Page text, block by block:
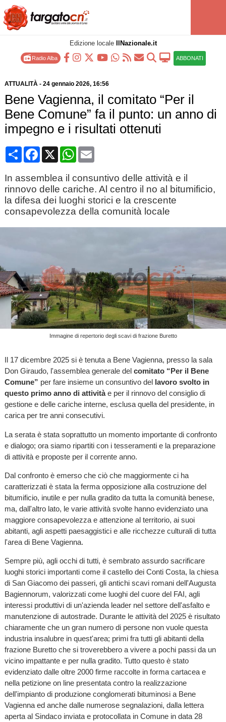
Edizione locale IlNazionale.it
Radio Alba ABBONATI
ATTUALITÀ- 24 gennaio 2026, 16:56
Bene Vagienna, il comitato “Per il
Bene Comune” fa il punto: un anno di
impegno e i risultati ottenuti
CondividiFacebook
X WhatsApp
Email
In assemblea il consuntivo delle attività e il
rinnovo delle cariche. Al centro il no al bitumificio,
la difesa dei luoghi storici e la crescente
consapevolezza della comunità locale
Immagine di repertorio degli scavi di frazione Buretto
Il 17 dicembre 2025 si è tenuta a Bene Vagienna, presso la sala
Don Giraudo, l'assemblea generale del comitato “Per il Bene
Comune” per fare insieme un consuntivo del lavoro svolto in
questo primo anno di attivitàe per il rinnovo del consiglio di
gestione e delle cariche interne, esclusa quella del presidente, in
carica per tre anni consecutivi.
La serata è stata soprattutto un momento importante di confronto
e dialogo; ora siamo ripartiti con i tesseramenti e la preparazione
di attività e proposte per il corrente anno.
Dal confronto è emerso che ciò che maggiormente ci ha
caratterizzati è stata la ferma opposizione alla costruzione del
bitumificio, inutile e per nulla gradito da tutta la comunità benese,
ma, dall'altro lato, le varie attività svolte hanno evidenziato una
maggiore consapevolezza e attenzione al territorio, ai suoi
abitanti, agli aspetti paesaggistici e alle ricchezze culturali di tutta
l'area di Bene Vagienna.
Sempre più, agli occhi di tutti, è sembrato assurdo sacrificare
luoghi storici importanti come il castello dei Conti Costa, la chiesa
di San Giacomo dei passeri, gli antichi scavi romani dell'Augusta
Bagiennorum, valorizzati come luoghi del cuore del FAI, agli
interessi produttivi di un'azienda leader nel settore dell'asfalto e
manutenzione di autostrade. Durante le attività del 2025 è risultato
chiaramente che un gran numero di persone non vuole questa
industria insalubre in quest'area; primi fra tutti gli abitanti della
frazione Buretto che si troverebbero a vivere a pochi passi da un
vicino impattante e per nulla gradito. Tutto questo è stato
evidenziato dalle oltre 2000 firme raccolte in forma cartacea e
nella petizione on line presentata contro la realizzazione
dell'impianto di produzione conglomerati bituminosi a Bene
Vagienna ed anche dalle numerose segnalazioni, dalla lettera
aperta al Sindaco inviata e protocollata in Comune in data 28